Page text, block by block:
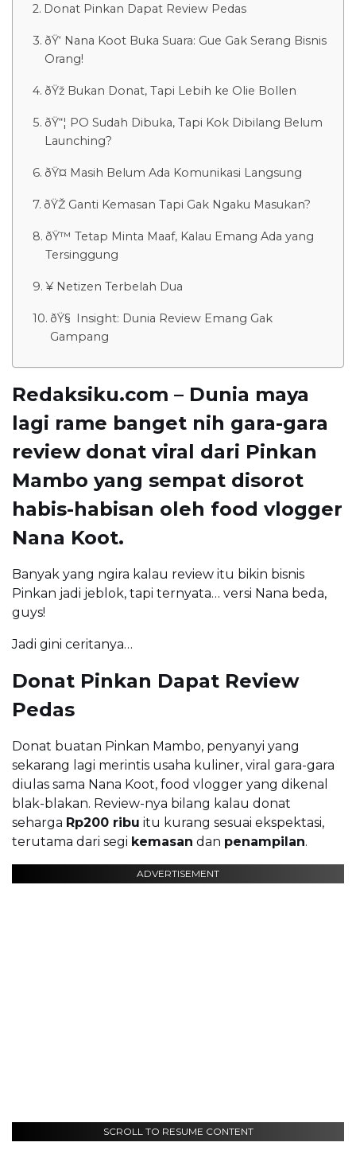
Donat Pinkan Dapat Review Pedas
ðŸ‘ Nana Koot Buka Suara: Gue Gak Serang Bisnis
Orang!
ðŸž Bukan Donat, Tapi Lebih ke Olie Bollen
ðŸ“¦ PO Sudah Dibuka, Tapi Kok Dibilang Belum
Launching?
ðŸ¤ Masih Belum Ada Komunikasi Langsung
ðŸŽ Ganti Kemasan Tapi Gak Ngaku Masukan?
ðŸ™ Tetap Minta Maaf, Kalau Emang Ada yang
Tersinggung
¥ Netizen Terbelah Dua
ðŸ§ Insight: Dunia Review Emang Gak
Gampang
Redaksiku.com – Dunia maya
lagi rame banget nih gara-gara
review donat viral dari Pinkan
Mambo yang sempat disorot
habis-habisan oleh food vlogger
Nana Koot.
Banyak yang ngira kalau review itu bikin bisnis
Pinkan jadi jeblok, tapi ternyata… versi Nana beda,
guys!
Jadi gini ceritanya…
Donat Pinkan Dapat Review
Pedas
Donat buatan Pinkan Mambo, penyanyi yang
sekarang lagi merintis usaha kuliner, viral gara-gara
diulas sama Nana Koot, food vlogger yang dikenal
blak-blakan. Review-nya bilang kalau donat
seharga Rp200 ribu itu kurang sesuai ekspektasi,
terutama dari segi kemasan dan penampilan.
ADVERTISEMENT
SCROLL TO RESUME CONTENT